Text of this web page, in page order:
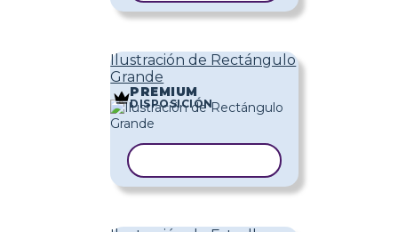
Ilustración de Rectángulo
Grande
PREMIUM
DISPOSICIÓN